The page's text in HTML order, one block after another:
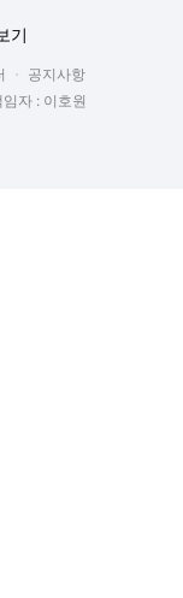
기
공지사항
자 : 이호원